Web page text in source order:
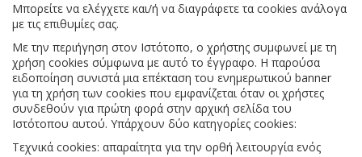
Mπορείτε να ελέγχετε και/ή να διαγράφετε τα cookies ανάλογα
με τις επιθυμίες σας.
Με την περιήγηση στον Ιστότοπο, ο χρήστης συμφωνεί με τη
χρήση cookies σύμφωνα με αυτό το έγγραφο. Η παρούσα
ειδοποίηση συνιστά μια επέκταση του ενημερωτικού banner
για τη χρήση των cookies που εμφανίζεται όταν οι χρήστες
συνδεθούν για πρώτη φορά στην αρχική σελίδα του
Ιστότοπου αυτού. Υπάρχουν δύο κατηγορίες cookies:
Τεχνικά cookies: απαραίτητα για την ορθή λειτουργία ενός